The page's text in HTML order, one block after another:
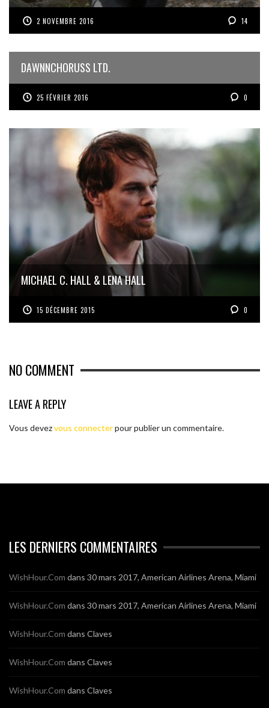
2 NOVEMBRE 2016 14
DAWNNCHORUSS LTD.
25 FÉVRIER 2016 0
MICHAEL C. HALL & LENA HALL
15 DÉCEMBRE 2015 0
NO COMMENT
LEAVE A REPLY
Vous devezvous connecterpour publier un commentaire.
LES DERNIERS COMMENTAIRES
WishHour.Com dans 30 mars 2017, American Airlines Arena, Miami
WishHour.Com dans 30 mars 2017, American Airlines Arena, Miami
WishHour.Com dans Claves
WishHour.Com dans Claves
WishHour.Com dans Claves